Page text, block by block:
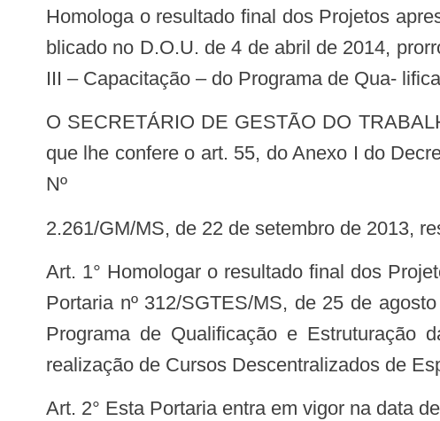
Homologa o resultado final dos Projetos apresentados nos termos do Edital n° 23/SGTES/MS, de 3 de abril de 2014, pu-
blicado no D.O.U. de 4 de abril de 2014,
III – Capacitação – do Programa de Qua-
O SECRETÁRIO DE GESTÃO DO TRABALHO E DA EDUCAÇÃO NA SAÚDE – SUBSTITUTO, no uso de suas atri- buições
que lhe confere o art. 55, do Anexo I do
Nº
2.261/GM/MS, de 22 de setembro de 2013,
Art. 1° Homologar o resultado final dos Projetos apresentados no Edital nº 23/SGTES/MS, de 3 de abril de 2014 e pela
Portaria nº 312/SGTES/MS, de 25 de
Programa de Qualificação e
realização de Cursos Descentralizados de
Art. 2° Esta Portaria entra em vigor na data